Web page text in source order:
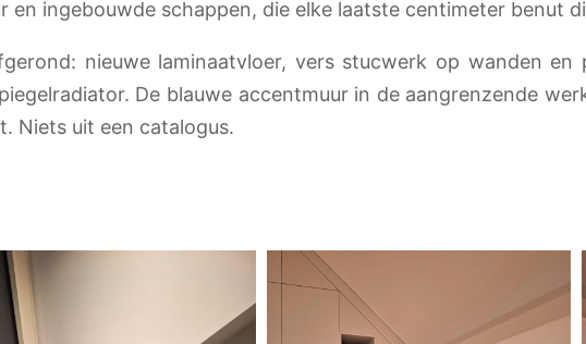
ingebouwde schappen, die elke laatste centimeter benut
nieuwe laminaatvloer, vers stucwerk op wanden en
De blauwe accentmuur in de aangrenzende
Niets uit een catalogus.